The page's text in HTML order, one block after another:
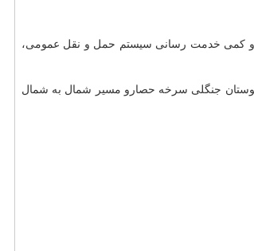
اشاره کرد: بمنظور بهبود کیفی و کمی خدمت رسانی سیستم حمل و نقل عمومی،
اول و دوم بوستان جنگلی سرخه حصارو مسیر شمال به شمال